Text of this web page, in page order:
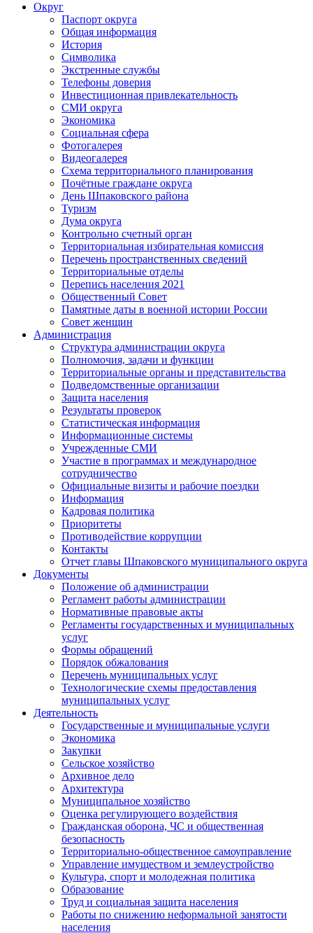
Округ
Паспорт округа
Общая информация
История
Символика
Экстренные службы
Телефоны доверия
Инвестиционная привлекательность
СМИ округа
Экономика
Социальная сфера
Фотогалерея
Видеогалерея
Схема территориального планирования
Почётные граждане округа
День Шпаковского района
Туризм
Дума округа
Контрольно счетный орган
Территориальная избирательная комиссия
Перечень пространственных сведений
Территориальные отделы
Перепись населения 2021
Общественный Совет
Памятные даты в военной истории России
Совет женщин
Администрация
Структура администрации округа
Полномочия, задачи и функции
Территориальные органы и представительства
Подведомственные организации
Защита населения
Результаты проверок
Статистическая информация
Информационные системы
Учрежденные СМИ
Участие в программах и международное
сотрудничество
Официальные визиты и рабочие поездки
Информация
Кадровая политика
Приоритеты
Противодействие коррупции
Контакты
Отчет главы Шпаковского муниципального округа
Документы
Положение об администрации
Регламент работы администрации
Нормативные правовые акты
Регламенты государственных и муниципальных
услуг
Формы обращений
Порядок обжалования
Перечень муниципальных услуг
Технологические схемы предоставления
муниципальных услуг
Деятельность
Государственные и муниципальные услуги
Экономика
Закупки
Сельское хозяйство
Архивное дело
Архитектура
Муниципальное хозяйство
Оценка регулирующего воздействия
Гражданская оборона, ЧС и общественная
безопасность
Территориально-общественное самоуправление
Управление имуществом и землеустройство
Культура, спорт и молодежная политика
Образование
Труд и социальная защита населения
Работы по снижению неформальной занятости
населения